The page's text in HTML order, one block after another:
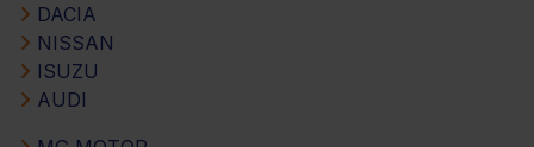
DACIA
NISSAN
ISUZU
AUDI